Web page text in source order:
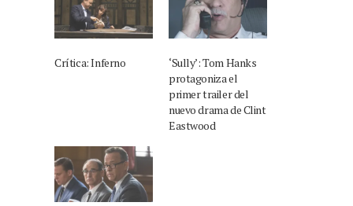
Crítica: Inferno
‘Sully’: Tom Hanks
protagoniza el
primer trailer del
nuevo drama de Clint
Eastwood